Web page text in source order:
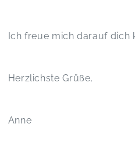
Ich freue mich darauf dich
Herzlichste Grüße,
Anne